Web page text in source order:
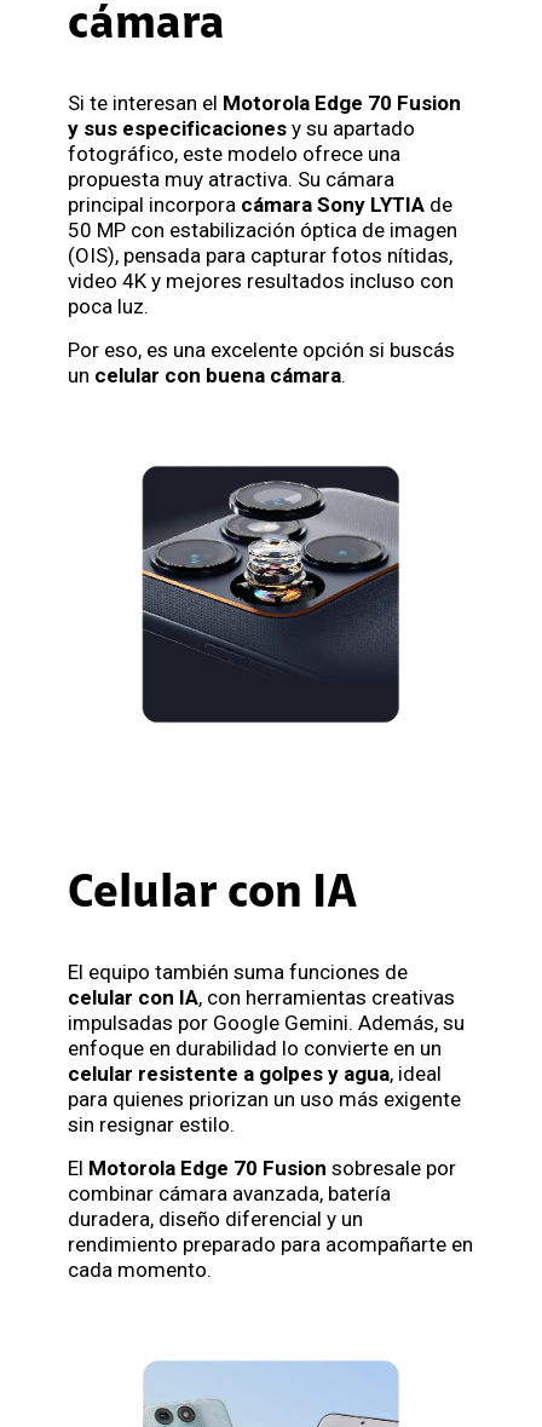
cámara
Si te interesan el Motorola Edge 70 Fusion
y sus especificaciones y su apartado
fotográfico, este modelo ofrece una
propuesta muy atractiva. Su cámara
principal incorpora cámara Sony LYTIA de
50 MP con estabilización óptica de imagen
(OIS), pensada para capturar fotos nítidas,
video 4K y mejores resultados incluso con
poca luz.
Por eso, es una excelente opción si buscás
un celular con buena cámara.
Celular con IA
El equipo también suma funciones de
celular con IA, con herramientas creativas
impulsadas por Google Gemini. Además, su
enfoque en durabilidad lo convierte en un
celular resistente a golpes y agua, ideal
para quienes priorizan un uso más exigente
sin resignar estilo.
El Motorola Edge 70 Fusion sobresale por
combinar cámara avanzada, batería
duradera, diseño diferencial y un
rendimiento preparado para acompañarte en
cada momento.